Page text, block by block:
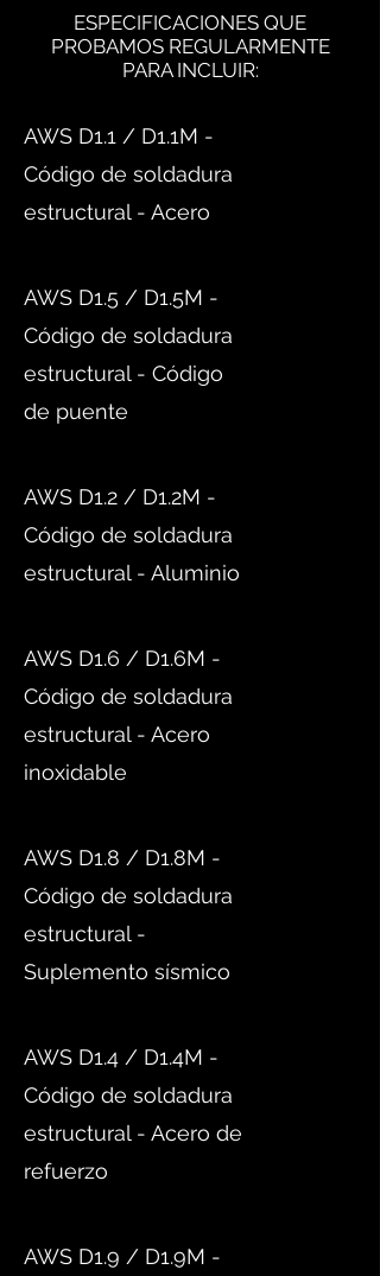
ESPECIFICACIONES QUE
PROBAMOS REGULARMENTE
PARA INCLUIR:
AWS D1.1 / D1.1M -
Código de soldadura
estructural - Acero
AWS D1.5 / D1.5M -
Código de soldadura
estructural - Código
de puente
AWS D1.2 / D1.2M -
Código de soldadura
estructural - Aluminio
AWS D1.6 / D1.6M -
Código de soldadura
estructural - Acero
inoxidable
AWS D1.8 / D1.8M -
Código de soldadura
estructural -
Suplemento sísmico
AWS D1.4 / D1.4M -
Código de soldadura
estructural - Acero de
refuerzo
AWS D1.9 / D1.9M -